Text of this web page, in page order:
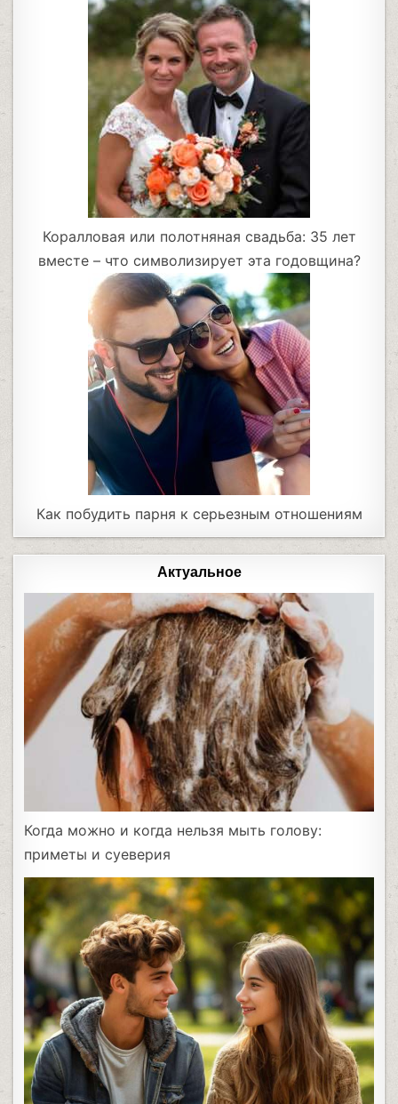
Коралловая или полотняная свадьба: 35 лет
вместе – что символизирует эта годовщина?
Как побудить парня к серьезным отношениям
Актуальное
Когда можно и когда нельзя мыть голову:
приметы и суеверия